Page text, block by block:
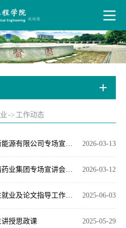
-> 工作动态
2026-03-13
生化学院举办南阳市华创新能源有限公司专场宣讲会
2026-03-12
校企协同促就业：正大天晴药业集团专场宣讲会在生化学院举行
2025-06-03
生化学院召开2025届毕业生就业及论文指导工作推进会
2025-05-29
授思政课